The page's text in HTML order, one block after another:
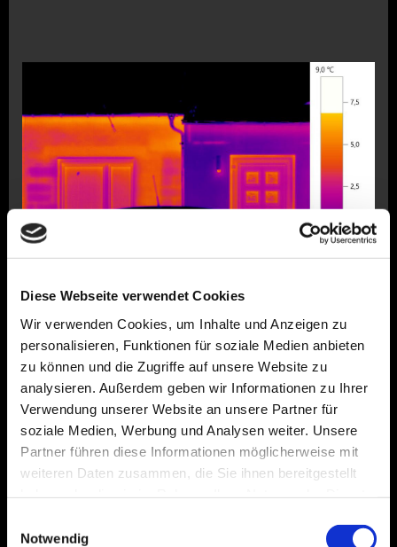
Diese Webseite verwendet Cookies
Wir verwenden Cookies, um Inhalte und Anzeigen zu
personalisieren, Funktionen für soziale Medien anbieten
zu können und die Zugriffe auf unsere Website zu
analysieren. Außerdem geben wir Informationen zu Ihrer
Verwendung unserer Website an unsere Partner für
soziale Medien, Werbung und Analysen weiter. Unsere
Partner führen diese Informationen möglicherweise mit
weiteren Daten zusammen, die Sie ihnen bereitgestellt
Notwendig